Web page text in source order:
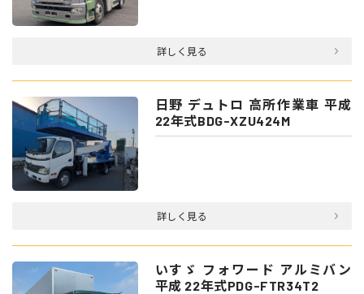
詳しく見る
日野 デュトロ 高所作業車 平成
22年式BDG-XZU424M
詳しく見る
いすゞ フォワード アルミバン
平成 22年式PDG-FTR34T2